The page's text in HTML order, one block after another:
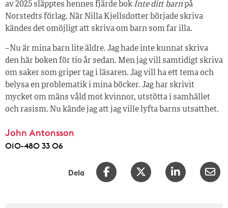
av 2025 släpptes hennes fjärde bok Inte ditt barnpå
Norstedts förlag. När Nilla Kjellsdotter började skriva
kändes det omöjligt att skriva om barn som far illa.
– Nu är mina barn lite äldre. Jag hade inte kunnat skriva
den här boken för tio år sedan. Men jag vill samtidigt skriva
om saker som griper tag i läsaren. Jag vill ha ett tema och
belysa en problematik i mina böcker. Jag har skrivit
mycket om mäns våld mot kvinnor, utstötta i samhället
och rasism. Nu kände jag att jag ville lyfta barns utsatthet.
John Antonsson
010-480 33 06
Dela